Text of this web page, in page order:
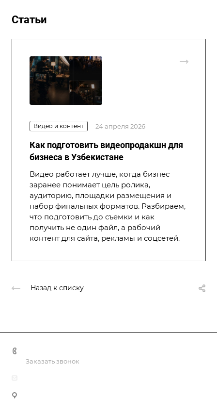
Статьи
Видео и контент 24 апреля 2026
Как подготовить видеопродакшн для
бизнеса в Узбекистане
Видео работает лучше, когда бизнес
заранее понимает цель ролика,
аудиторию, площадки размещения и
набор финальных форматов. Разбираем,
что подготовить до съемки и как
получить не один файл, а рабочий
контент для сайта, рекламы и соцсетей.
Назад к списку
Заказать звонок